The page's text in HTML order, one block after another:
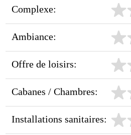
Complexe:
Ambiance:
Offre de loisirs:
Cabanes / Chambres:
Installations sanitaires: